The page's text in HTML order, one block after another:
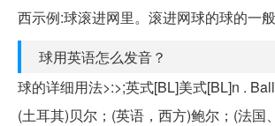
西示例:球滚进网里。滚进网球的球的一般
球用英语怎么发音？
球的详细用法>:>;英式[BL]美式[BL]n . Ball
(土耳其)贝尔；(英语，西方)鲍尔；(法国